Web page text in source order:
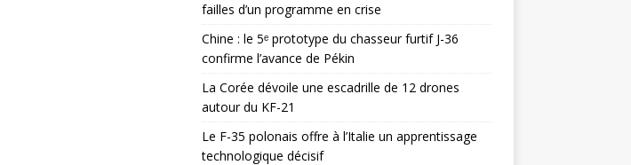
failles d’un programme en crise
Chine : le 5ᵉ prototype du chasseur furtif J-36
confirme l’avance de Pékin
La Corée dévoile une escadrille de 12 drones
autour du KF-21
Le F-35 polonais offre à l’Italie un apprentissage
technologique décisif